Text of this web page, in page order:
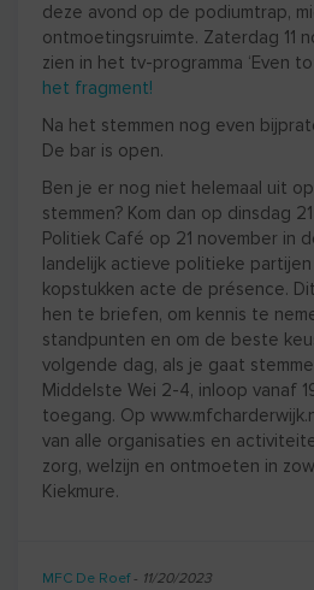
deze avond op de podiumtrap,
ontmoetingsruimte. Zaterdag 11
zien in het tv-programma ‘Even
het fragment!
Na het stemmen nog even
De bar is open.
Ben je er nog niet helemaal uit
stemmen? Kom dan op dinsdag
Politiek Café op 21 november in
landelijk actieve politieke
kopstukken acte de présence.
hen te briefen, om kennis te
standpunten en om de beste
volgende dag, als je gaat
Middelste Wei 2-4, inloop vanaf
toegang. Op
van alle organisaties en
zorg, welzijn en ontmoeten in
Kiekmure.
MFC De Roef- 11/20/2023